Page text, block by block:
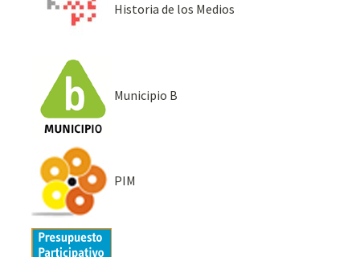
Historia de los Medios
Municipio B
PIM